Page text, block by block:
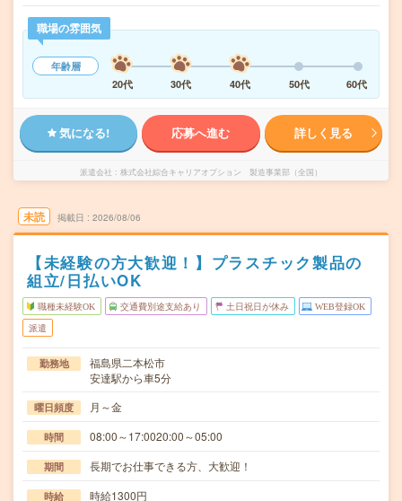
職場の雰囲気
年齢層
20代
30代 40代 50代 60代
気になる! 応募へ進む 詳しく見る
派遣会社 株式会社綜合キャリアオプション 製造事業部（全国）
未読 掲載日 2026/08/06
【未経験の方大歓迎！】プラスチック製品の
組立/日払いOK
職種未経験OK 交通費別途支給あり 土日祝日が休み WEB登録OK
派遣
勤務地
福島県二本松市
安達駅から車5分
曜日頻度 月～金
時間 08:00～17:0020:00～05:00
期間 長期でお仕事できる方、大歓迎！
時給 時給1300円